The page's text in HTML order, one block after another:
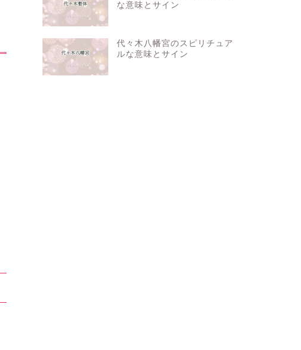
な意味とサイン
代々木八幡宮のスピリチュア
ルな意味とサイン